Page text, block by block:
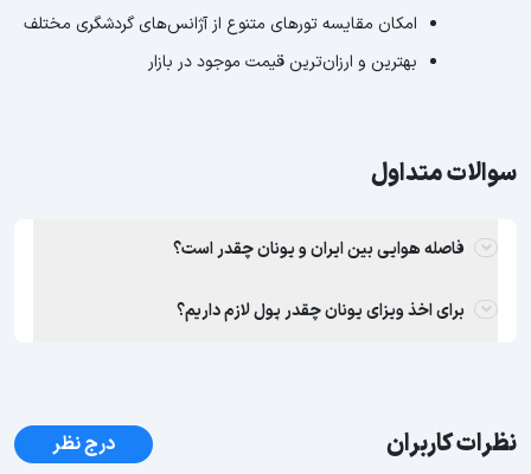
امکان مقایسه تورهای متنوع از آژانس‌های گردشگری مختلف
بهترین و ارزان‌ترین قیمت موجود در بازار
سوالات متداول
فاصله هوایی بین ایران و یونان چقدر است؟
برای اخذ ویزای یونان چقدر پول لازم داریم؟
نظرات کاربران درج نظر